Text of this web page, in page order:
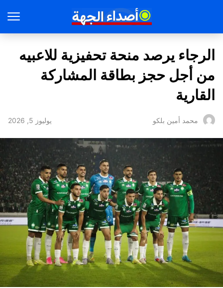
الرجاء يرصد منحة تحفيزية للاعبيه
من أجل حجز بطاقة المشاركة
القارية
محمد أمين بلكو يوليوز 5, 2026